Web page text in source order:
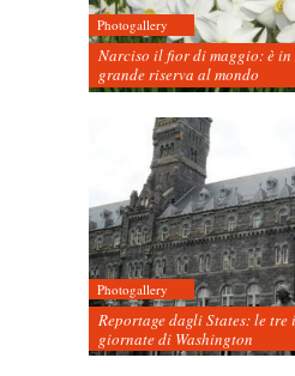
Photogallery
Narciso il fior di maggio: è
grande riserva al mondo
Photogallery
Reportage dagli States: le tre
giornate di Washington